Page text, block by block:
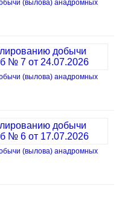
(вылова) анадромных
(вылова) анадромных
(вылова) анадромных